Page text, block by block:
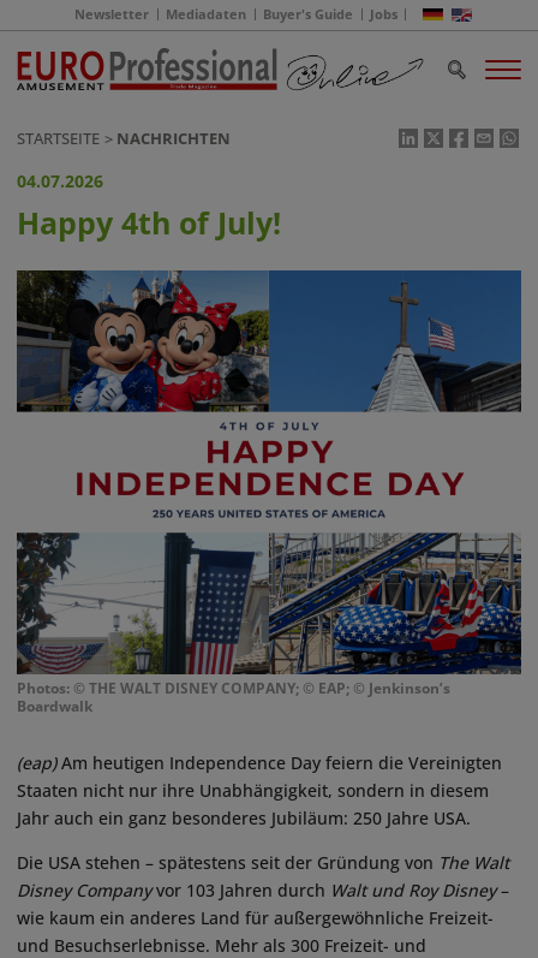
Newsletter Mediadaten Buyer's Guide Jobs
STARTSEITE NACHRICHTEN
04.07.2026
Happy 4th of July!
Photos: © THE WALT DISNEY COMPANY; © EAP; © Jenkinson’s
Boardwalk
(eap)Am heutigen Independence Day feiern die Vereinigten
Staaten nicht nur ihre Unabhängigkeit, sondern in diesem
Jahr auch ein ganz besonderes Jubiläum: 250 Jahre USA.
Die USA stehen – spätestens seit der Gründung von The Walt
Disney Companyvor 103 Jahren durch Walt und Roy Disney–
wie kaum ein anderes Land für außergewöhnliche Freizeit-
und Besuchserlebnisse. Mehr als 300 Freizeit- und